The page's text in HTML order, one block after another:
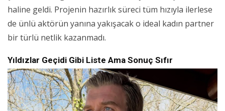
haline geldi. Projenin hazırlık süreci tüm hızıyla ilerlese
de ünlü aktörün yanına yakışacak o ideal kadın partner
bir türlü netlik kazanmadı.
Yıldızlar Geçidi Gibi Liste Ama Sonuç Sıfır